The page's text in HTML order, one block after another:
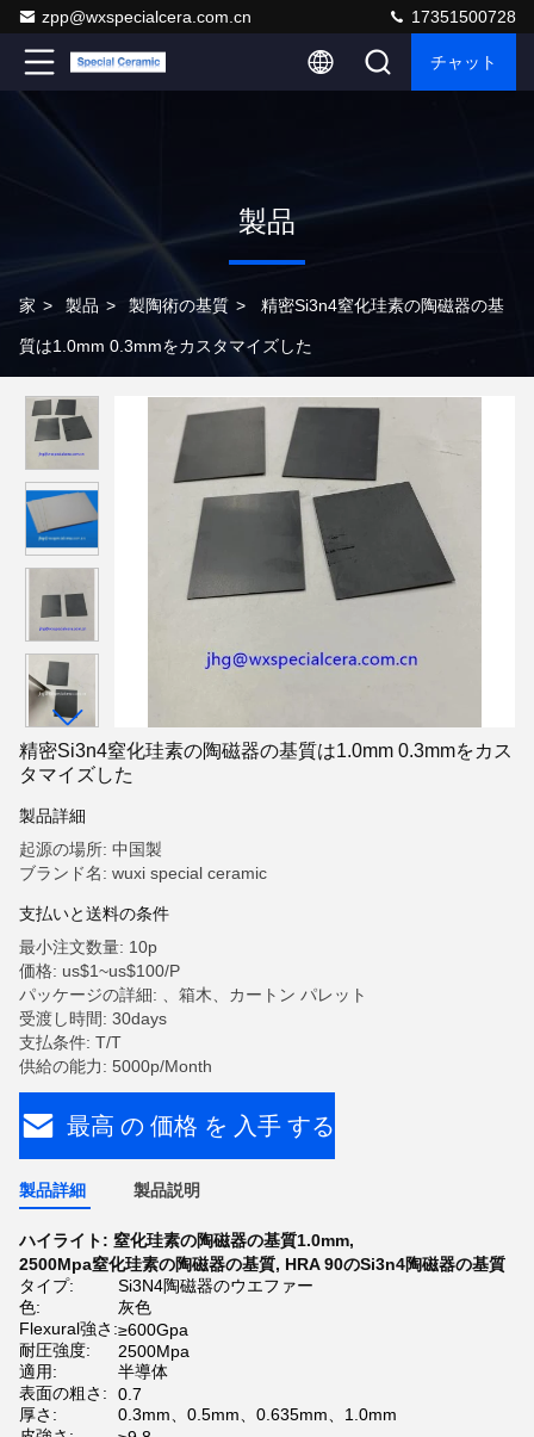
zpp@wxspecialcera.com.cn 17351500728
チャット
製品
家 > 製品 > 製陶術の基質 > 精密Si3n4窒化珪素の陶磁器の基
質は1.0mm 0.3mmをカスタマイズした
精密Si3n4窒化珪素の陶磁器の基質は1.0mm 0.3mmをカス
タマイズした
製品詳細
起源の場所: 中国製
ブランド名: wuxi special ceramic
支払いと送料の条件
最小注文数量: 10p
価格: us$1~us$100/P
パッケージの詳細: 、箱木、カートン パレット
受渡し時間: 30days
支払条件: T/T
供給の能力: 5000p/Month
最高 の 価格 を 入手 する
製品詳細 製品説明
ハイライト: 窒化珪素の陶磁器の基質1.0mm,
2500Mpa窒化珪素の陶磁器の基質, HRA 90のSi3n4陶磁器の基質
タイプ:
Si3N4陶磁器のウエファー
色:
灰色
Flexural強さ:≥600Gpa
耐圧強度:
2500Mpa
適用:
半導体
表面の粗さ:
0.7
厚さ:
0.3mm、0.5mm、0.635mm、1.0mm